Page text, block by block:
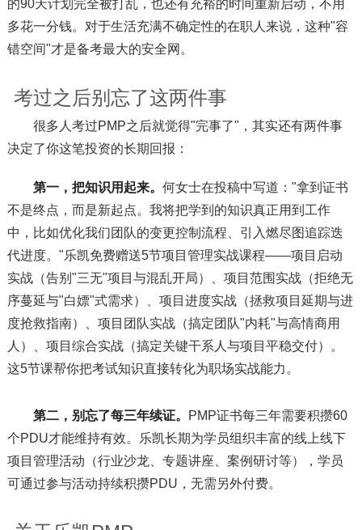
的90天计划完全被打乱，也还有充裕的时间重新启动，不用
多花一分钱。对于生活充满不确定性的在职人来说，这种"容
错空间"才是备考最大的安全网。
考过之后别忘了这两件事
很多人考过PMP之后就觉得"完事了"，其实还有两件事
决定了你这笔投资的长期回报：
第一，把知识用起来。 何女士在投稿中写道："拿到证书
不是终点，而是新起点。我将把学到的知识真正用到工作
中，比如优化我们团队的变更控制流程、引入燃尽图追踪迭
代进度。"乐凯免费赠送5节项目管理实战课程——项目启动
实战（告别"三无"项目与混乱开局）、项目范围实战（拒绝无
序蔓延与"白嫖"式需求）、项目进度实战（拯救项目延期与进
度抢救指南）、项目团队实战（搞定团队"内耗"与高情商用
人）、项目综合实战（搞定关键干系人与项目平稳交付）。
这5节课帮你把考试知识直接转化为职场实战能力。
第二，别忘了每三年续证。
PMP证书每三年需要积攒60
个PDU才能维持有效。乐凯长期为学员组织丰富的线上线下
项目管理活动（行业沙龙、专题讲座、案例研讨等），学员
可通过参与活动持续积攒PDU，无需另外付费。